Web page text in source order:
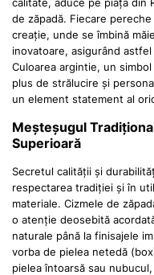
de zăpadă. Fiecare
creație, unde se îmbină
inovatoare, asigurând
Culoarea argintie, un
plus de strălucire și
un element statement al
Meșteșugul
Superioară
Secretul calității și
respectarea tradiției și în
materiale. Cizmele de
o atenție deosebită
naturale până la finisajele
vorba de pielea netedă
pielea întoarsă sau